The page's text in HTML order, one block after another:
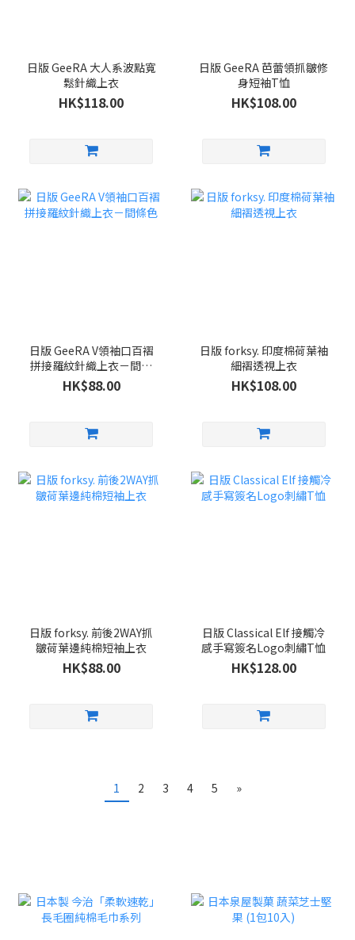
日版 GeeRA 大人系波點寬
鬆針織上衣
HK$118.00
日版 GeeRA 芭蕾領抓皺修
身短袖T恤
HK$108.00
日版 GeeRA V領袖口百褶
拼接羅紋針織上衣－間條
色
HK$88.00
日版 forksy. 印度棉荷葉袖
細褶透視上衣
HK$108.00
日版 forksy. 前後2WAY抓
皺荷葉邊純棉短袖上衣
HK$88.00
日版 Classical Elf 接觸冷
感手寫簽名Logo刺繡T恤
HK$128.00
1 2 3 4 5 »